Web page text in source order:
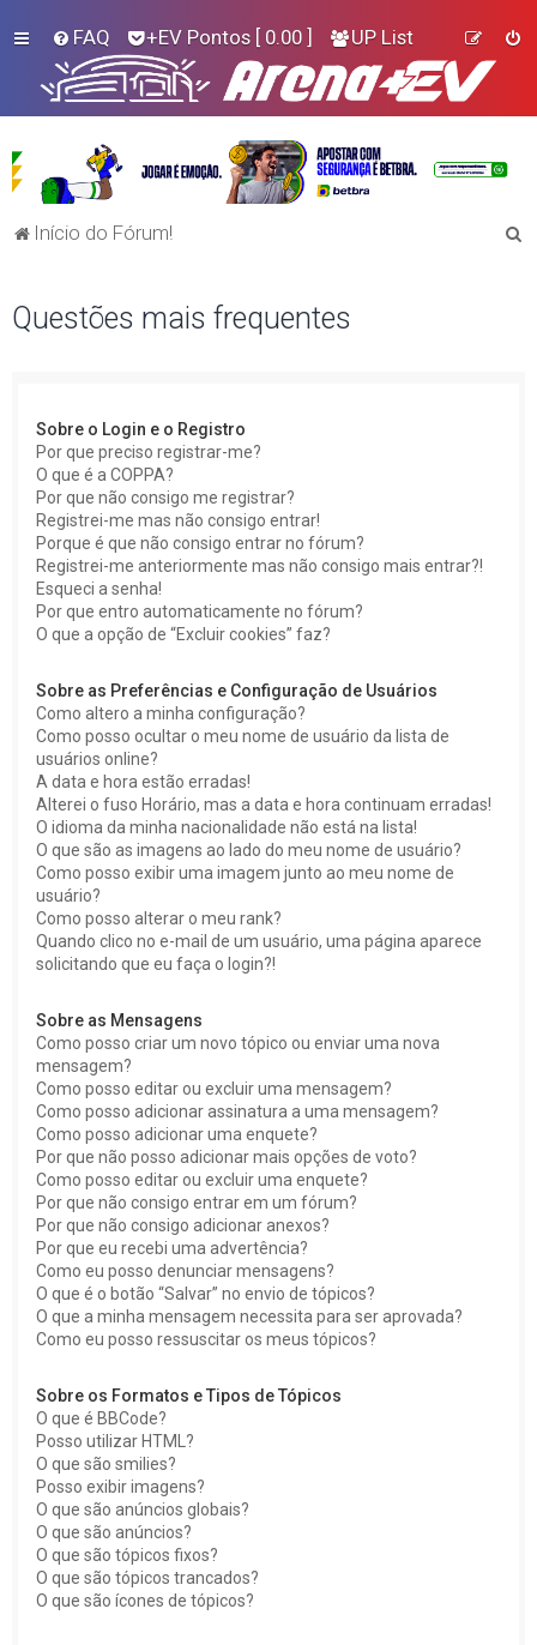
FAQ +EV Pontos [ 0.00 ] UP List
Início do Fórum!
Questões mais frequentes
Sobre o Login e o Registro
Por que preciso registrar-me?
O que é a COPPA?
Por que não consigo me registrar?
Registrei-me mas não consigo entrar!
Porque é que não consigo entrar no fórum?
Registrei-me anteriormente mas não consigo mais entrar?!
Esqueci a senha!
Por que entro automaticamente no fórum?
O que a opção de “Excluir cookies” faz?
Sobre as Preferências e Configuração de Usuários
Como altero a minha configuração?
Como posso ocultar o meu nome de usuário da lista de
usuários online?
A data e hora estão erradas!
Alterei o fuso Horário, mas a data e hora continuam erradas!
O idioma da minha nacionalidade não está na lista!
O que são as imagens ao lado do meu nome de usuário?
Como posso exibir uma imagem junto ao meu nome de
usuário?
Como posso alterar o meu rank?
Quando clico no e-mail de um usuário, uma página aparece
solicitando que eu faça o login?!
Sobre as Mensagens
Como posso criar um novo tópico ou enviar uma nova
mensagem?
Como posso editar ou excluir uma mensagem?
Como posso adicionar assinatura a uma mensagem?
Como posso adicionar uma enquete?
Por que não posso adicionar mais opções de voto?
Como posso editar ou excluir uma enquete?
Por que não consigo entrar em um fórum?
Por que não consigo adicionar anexos?
Por que eu recebi uma advertência?
Como eu posso denunciar mensagens?
O que é o botão “Salvar” no envio de tópicos?
O que a minha mensagem necessita para ser aprovada?
Como eu posso ressuscitar os meus tópicos?
Sobre os Formatos e Tipos de Tópicos
O que é BBCode?
Posso utilizar HTML?
O que são smilies?
Posso exibir imagens?
O que são anúncios globais?
O que são anúncios?
O que são tópicos fixos?
O que são tópicos trancados?
O que são ícones de tópicos?